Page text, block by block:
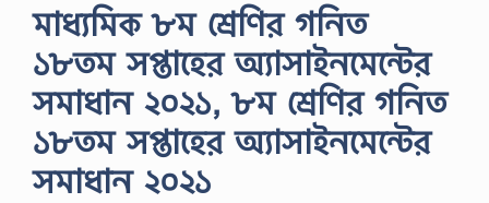
মাধ্যমিক ৮ম শ্রেণির গনিত
১৮তম সপ্তাহের অ্যাসাইনমেন্টের
সমাধান ২০২১, ৮ম শ্রেণির গনিত
১৮তম সপ্তাহের অ্যাসাইনমেন্টের
সমাধান ২০২১